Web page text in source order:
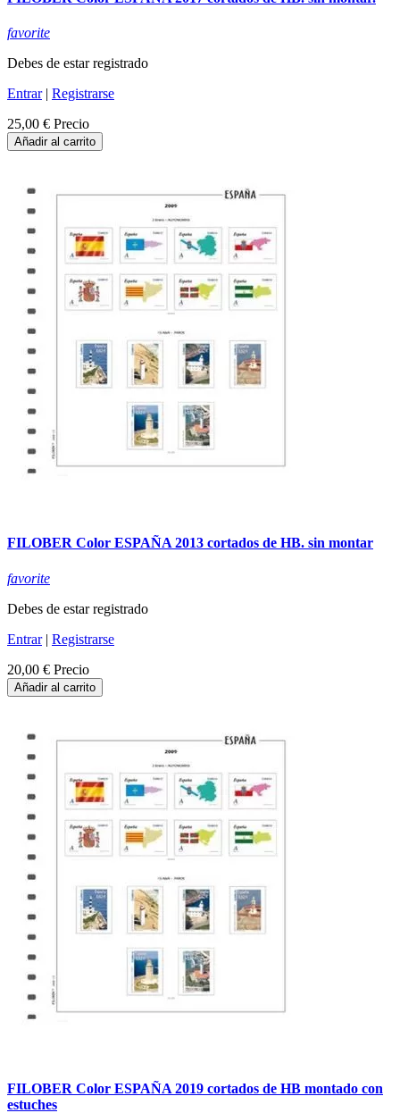
favorite
Debes de estar registrado
Entrar| Registrarse
25,00 € Precio
Añadir al carrito
FILOBER Color ESPAÑA 2013 cortados de HB. sin montar
favorite
Debes de estar registrado
Entrar| Registrarse
20,00 € Precio
Añadir al carrito
FILOBER Color ESPAÑA 2019 cortados de HB montado con
estuches